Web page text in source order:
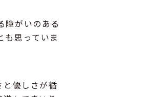
障がいのある
も思っていま
と優しさが循